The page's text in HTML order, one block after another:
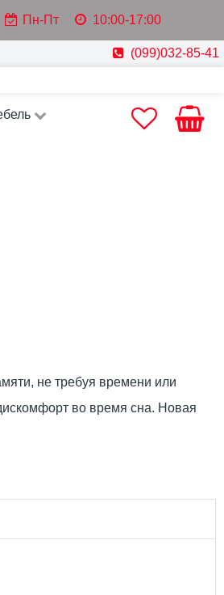
Пн-Пт 10:00-17:00
(099)032-85-41
не требуя времени или
во время сна. Новая